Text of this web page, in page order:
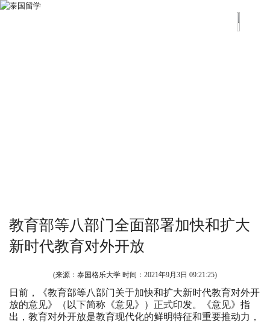
教育部等八部门全面部署加快和扩大
新时代教育对外开放
(来源：泰国格乐大学 时间： 2021年9月3日 09:21:25)
日前，《教育部等八部门关于加快和扩大新时代教育对外开
放的意见》（以下简称《意见》）正式印发。《意见》指
出，教育对外开放是教育现代化的鲜明特征和重要推动力，